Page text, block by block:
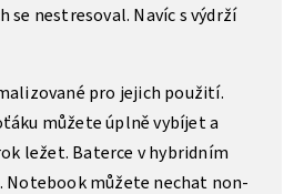
se nestresoval. Navíc s výdrží
pro jejich použití.
můžete úplně vybíjet a
ležet. Baterce v hybridním
Notebook můžete nechat non-